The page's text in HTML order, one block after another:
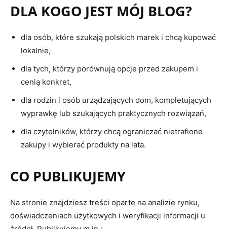
DLA KOGO JEST MÓJ BLOG?
dla osób, które szukają polskich marek i chcą kupować
lokalnie,
dla tych, którzy porównują opcje przed zakupem i
cenią konkret,
dla rodzin i osób urządzających dom, kompletujących
wyprawkę lub szukających praktycznych rozwiązań,
dla czytelników, którzy chcą ograniczać nietrafione
zakupy i wybierać produkty na lata.
CO PUBLIKUJEMY
Na stronie znajdziesz treści oparte na analizie rynku,
doświadczeniach użytkowych i weryfikacji informacji u